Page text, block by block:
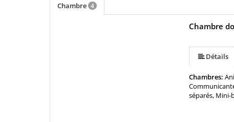
Chambre 4
Chambre
Détails
Chambres:
séparés,